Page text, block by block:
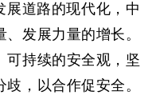
展道路的现代化，中
发展力量的增长。
可持续的安全观，坚
，以合作促安全。